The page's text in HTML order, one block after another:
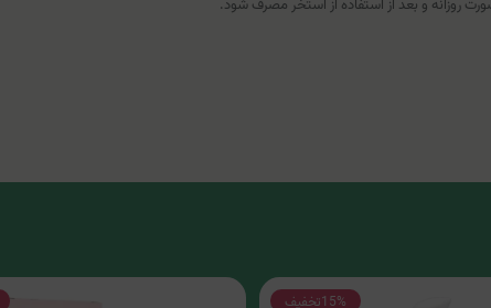
15%تخفیف